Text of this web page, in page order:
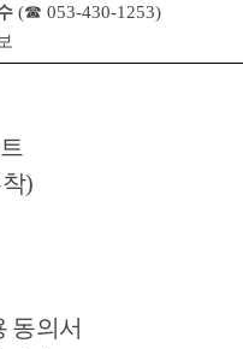
(☎ 053-430-1253)
)
동의서